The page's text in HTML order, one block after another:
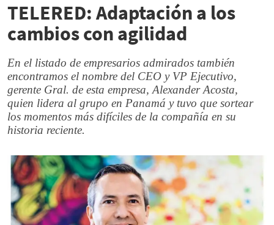
TELERED: Adaptación a los
cambios con agilidad
En el listado de empresarios admirados también
encontramos el nombre del CEO y VP Ejecutivo,
gerente Gral. de esta empresa, Alexander Acosta,
quien lidera al grupo en Panamá y tuvo que sortear
los momentos más difíciles de la compañía en su
historia reciente.